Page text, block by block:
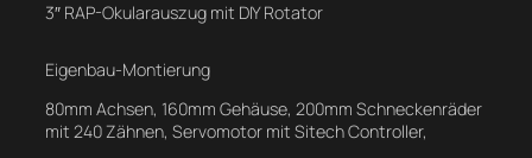
3″ RAP-Okularauszug mit DIY Rotator
Eigenbau-Montierung
80mm Achsen, 160mm Gehäuse, 200mm Schneckenräder
mit 240 Zähnen, Servomotor mit Sitech Controller,